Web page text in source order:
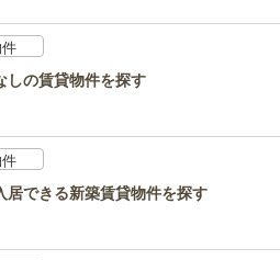
しの賃貸物件を探す
居できる新築賃貸物件を探す